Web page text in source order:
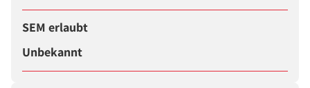
SEM erlaubt
Unbekannt